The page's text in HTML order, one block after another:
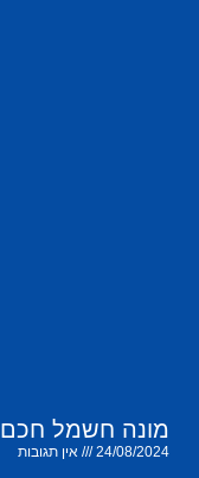
מונה חשמל חכם
24/08/2024 אין תגובות